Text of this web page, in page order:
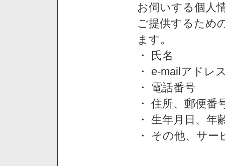
お伺いする個人
ご提供するため
ます。
・ 氏名
・ e-mailアドレ
・ 電話番号
・ 住所、郵便番
・ 生年月日、年
・ その他、サ